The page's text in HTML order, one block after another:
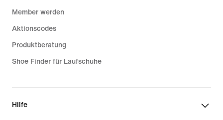
Member werden
Aktionscodes
Produktberatung
Shoe Finder für Laufschuhe
Hilfe